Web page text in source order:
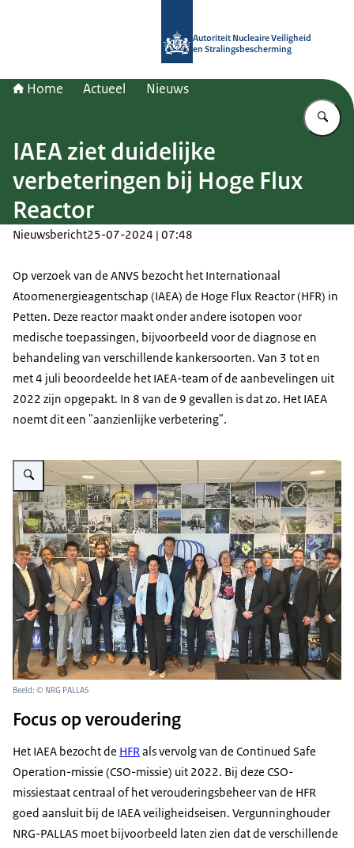
Autoriteit Nucleaire Veiligheid
en Stralingsbescherming
Home Actueel Nieuws
IAEA ziet duidelijke
verbeteringen bij Hoge Flux
Reactor
Nieuwsbericht25-07-2024 | 07:48
Op verzoek van de ANVS bezocht het Internationaal
Atoomenergieagentschap (IAEA) de Hoge Flux Reactor (HFR) in
Petten. Deze reactor maakt onder andere isotopen voor
medische toepassingen, bijvoorbeeld voor de diagnose en
behandeling van verschillende kankersoorten. Van 3 tot en
met 4 juli beoordeelde het IAEA-team of de aanbevelingen uit
2022 zijn opgepakt. In 8 van de 9 gevallen is dat zo. Het IAEA
noemt dit een "aanzienlijke verbetering".
Vergroot afbeelding Het missieteam poseert tijdens afsluitende
Beeld: © NRG PALLAS
Focus op veroudering
Het IAEA bezocht de HFRals vervolg van de Continued Safe
Operation-missie (CSO-missie) uit 2022. Bij deze CSO-
missiestaat centraal of het verouderingsbeheer van de HFR
goed aansluit bij de IAEA veiligheidseisen. Vergunninghouder
NRG-PALLAS moet bijvoorbeeld laten zien dat de verschillende